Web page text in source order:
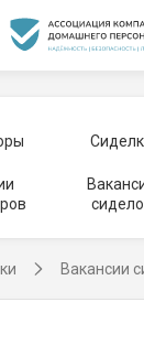
Вакансии